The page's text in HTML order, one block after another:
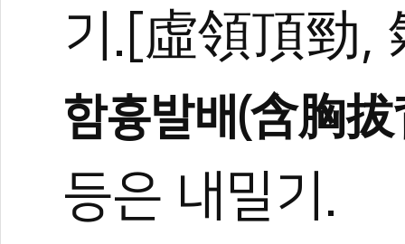
기.[虛領頂勁,
함흉발배(含胸
등은 내밀기.
0